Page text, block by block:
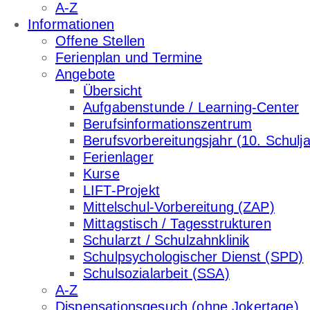
A-Z
Informationen
Offene Stellen
Ferienplan und Termine
Angebote
Übersicht
Aufgabenstunde / Learning-Center
Berufsinformationszentrum
Berufsvorbereitungsjahr (10.
Ferienlager
Kurse
LIFT-Projekt
Mittelschul-Vorbereitung (ZAP)
Mittagstisch / Tagesstrukturen
Schularzt / Schulzahnklinik
Schulpsychologischer Dienst (SPD)
Schulsozialarbeit (SSA)
A-Z
Dispensationsgesuch (ohne Jokertage)